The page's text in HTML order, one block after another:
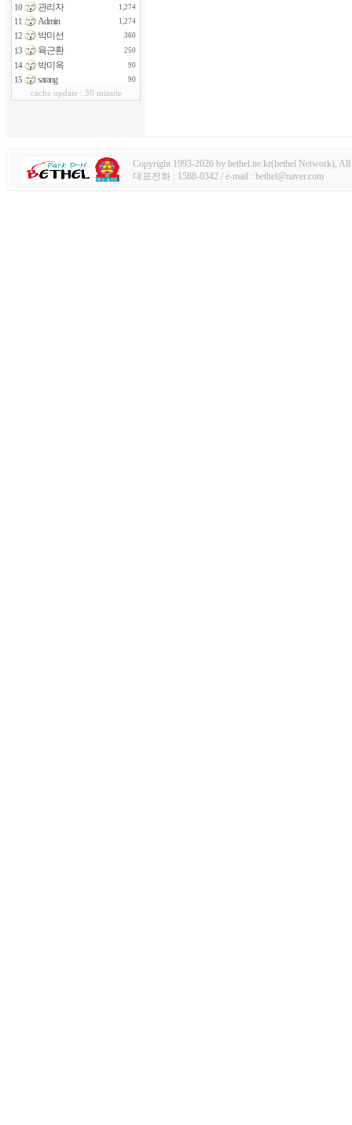
10 관리자 1,274
11 Admin 1,274
12 박미선 360
13 육근환 250
14 박미옥 90
15 sarang 90
cache update : 30 minute
Copyright 1993-2026 by bethel.ne.kr(bethel Network), All
대표전화 : 1588-0342 / e-mail : bethel@naver.com